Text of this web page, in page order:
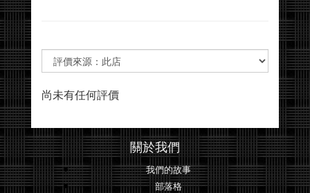
尚未有任何評價
關於我們
我們的故事
部落格